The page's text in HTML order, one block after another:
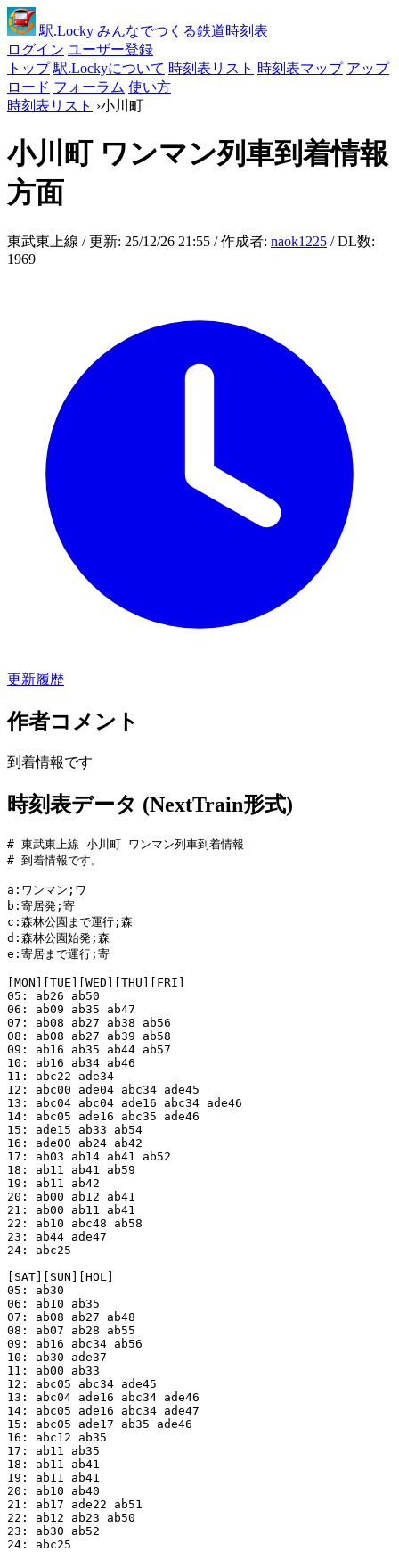
駅.Locky みんなでつくる鉄道時刻表
ログイン ユーザー登録
トップ 駅.Lockyについて 時刻表リスト 時刻表マップ アップ
ロード フォーラム 使い方
時刻表リスト ›小川町
小川町 ワンマン列車到着情報
方面
東武東上線 / 更新: 25/12/26 21:55 / 作成者: naok1225 / DL数:
1969
更新履歴
作者コメント
到着情報です
時刻表データ (NextTrain形式)
# 東武東上線 小川町 ワンマン列車到着情報
# 到着情報です。
a:ワンマン;ワ
b:寄居発;寄
c:森林公園まで運行;森
d:森林公園始発;森
e:寄居まで運行;寄
[MON][TUE][WED][THU][FRI]
05: ab26 ab50
06: ab09 ab35 ab47
07: ab08 ab27 ab38 ab56
08: ab08 ab27 ab39 ab58
09: ab16 ab35 ab44 ab57
10: ab16 ab34 ab46
11: abc22 ade34
12: abc00 ade04 abc34 ade45
13: abc04 abc04 ade16 abc34 ade46
14: abc05 ade16 abc35 ade46
15: ade15 ab33 ab54
16: ade00 ab24 ab42
17: ab03 ab14 ab41 ab52
18: ab11 ab41 ab59
19: ab11 ab42
20: ab00 ab12 ab41
21: ab00 ab11 ab41
22: ab10 abc48 ab58
23: ab44 ade47
24: abc25
[SAT][SUN][HOL]
05: ab30
06: ab10 ab35
07: ab08 ab27 ab48
08: ab07 ab28 ab55
09: ab16 abc34 ab56
10: ab30 ade37
11: ab00 ab33
12: abc05 abc34 ade45
13: abc04 ade16 abc34 ade46
14: abc05 ade16 abc34 ade47
15: abc05 ade17 ab35 ade46
16: abc12 ab35
17: ab11 ab35
18: ab11 ab41
19: ab11 ab41
20: ab10 ab40
21: ab17 ade22 ab51
22: ab12 ab23 ab50
23: ab30 ab52
24: abc25